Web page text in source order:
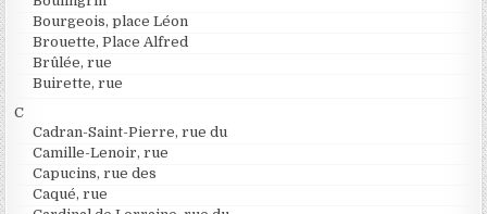
Bourgeois, place Léon
Brouette, Place Alfred
Brûlée, rue
Buirette, rue
C
Cadran-Saint-Pierre, rue du
Camille-Lenoir, rue
Capucins, rue des
Caqué, rue